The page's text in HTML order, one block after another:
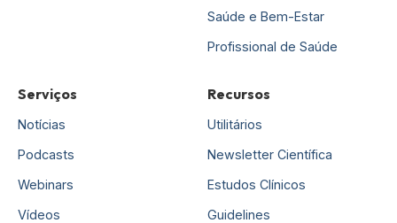
Saúde e Bem-Estar
Profissional de Saúde
Serviços
Notícias
Podcasts
Webinars
Vídeos
Recursos
Utilitários
Newsletter Científica
Estudos Clínicos
Guidelines